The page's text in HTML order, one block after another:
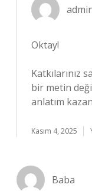
Oktay!
Katkılarınız
bir metin
anlatım
Kasım 4, 2025
Baba